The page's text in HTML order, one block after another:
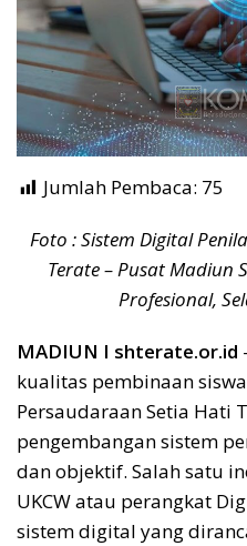
Jumlah Pembaca: 75
Foto : Sistem Digital
Terate – Pusat Madiun
Profesional,
MADIUN I shterate.or.id
kualitas pembinaan
Persaudaraan Setia Hati
pengembangan sistem
dan objektif. Salah satu
UKCW atau perangkat
sistem digital yang